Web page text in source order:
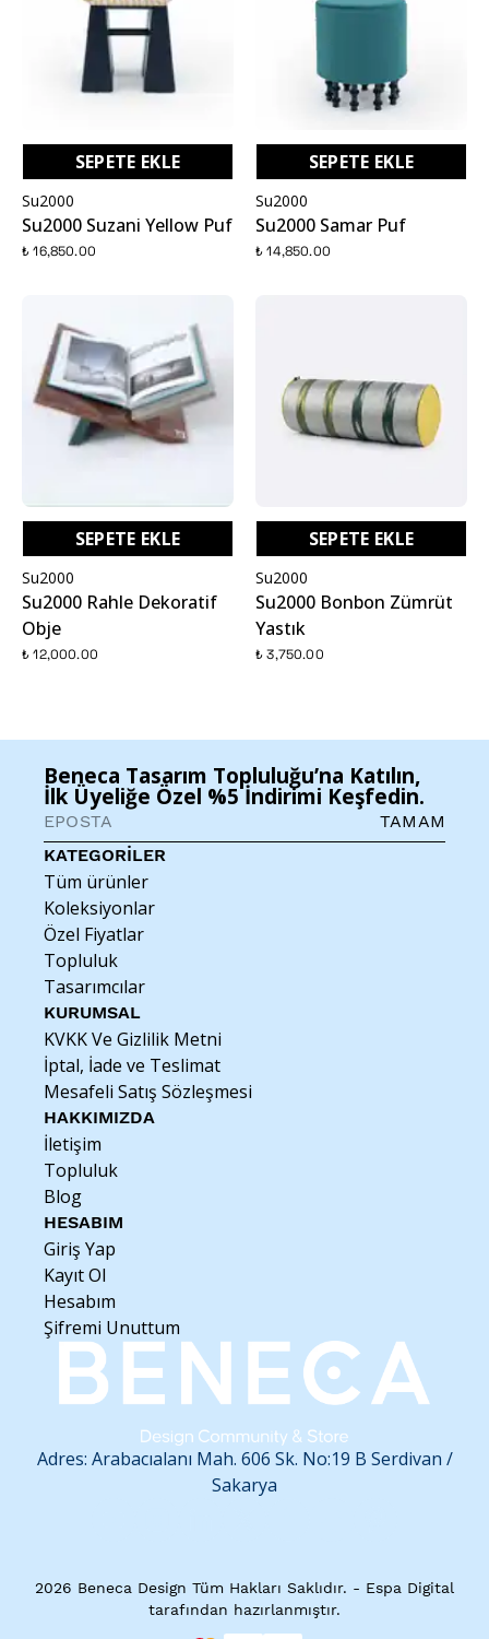
SEPETE EKLE
Su2000
Su2000 Suzani Yellow Puf
₺ 16,850.00
SEPETE EKLE
Su2000
Su2000 Samar Puf
₺ 14,850.00
SEPETE EKLE
Su2000
Su2000 Rahle Dekoratif
Obje
₺ 12,000.00
SEPETE EKLE
Su2000
Su2000 Bonbon Zümrüt
Yastık
₺ 3,750.00
KATEGORİLER
Tüm ürünler
Koleksiyonlar
Özel Fiyatlar
Topluluk
Tasarımcılar
KURUMSAL
KVKK Ve Gizlilik Metni
İptal, İade ve Teslimat
Mesafeli Satış Sözleşmesi
HAKKIMIZDA
İletişim
Topluluk
Blog
HESABIM
Giriş Yap
Kayıt Ol
Hesabım
Şifremi Unuttum
Beneca Tasarım Topluluğu’na Katılın,
İlk Üyeliğe Özel %5 İndirimi Keşfedin.
TAMAM
Adres: Arabacıalanı Mah. 606 Sk. No:19 B Serdivan /
Sakarya
2026 Beneca Design Tüm Hakları Saklıdır. - Espa Digital
tarafından hazırlanmıştır.